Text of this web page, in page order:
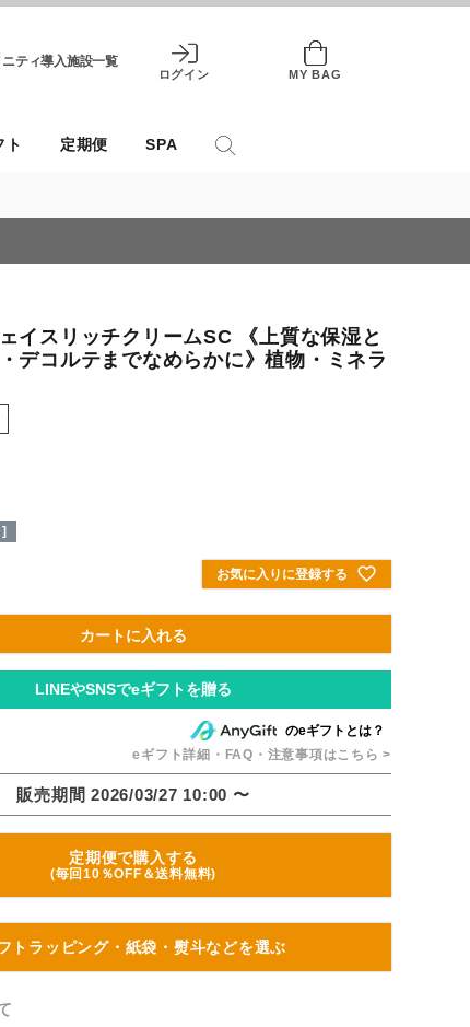
ニティ導入施設一覧
ログイン MY BAG
ト 定期便 SPA
イスリッチクリームSC 《上質な保湿と
デコルテまでなめらかに》植物・ミネラ
お気に入りに登録する
カートに入れる
のeギフトとは？
eギフト詳細・FAQ・注意事項はこちら >
販売期間 2026/03/27 10:00 〜
定期便で購入する
(毎回10％OFF＆送料無料)
トラッピング・紙袋・熨斗などを選ぶ